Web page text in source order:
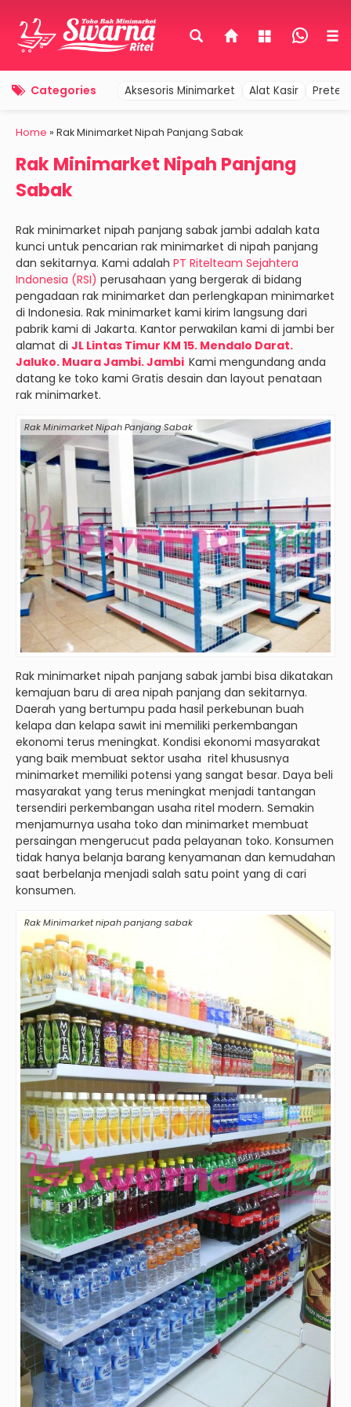
Categories Aksesoris Minimarket Alat Kasir
Home » Rak Minimarket Nipah Panjang Sabak
Rak Minimarket Nipah Panjang
Sabak
Rak minimarket nipah panjang sabak jambi adalah kata
kunci untuk pencarian rak minimarket di nipah panjang
dan sekitarnya. Kami adalah PT Ritelteam Sejahtera
Indonesia (RSI) perusahaan yang bergerak di bidang
pengadaan rak minimarket dan perlengkapan minimarket
di Indonesia. Rak minimarket kami kirim langsung dari
pabrik kami di Jakarta. Kantor perwakilan kami di jambi ber
alamat di JL Lintas Timur KM 15. Mendalo Darat.
Jaluko. Muara Jambi. Jambi Kami mengundang anda
datang ke toko kami Gratis desain dan layout penataan
rak minimarket.
Rak Minimarket Nipah Panjang Sabak
Rak minimarket nipah panjang sabak jambi bisa dikatakan
kemajuan baru di area nipah panjang dan sekitarnya.
Daerah yang bertumpu pada hasil perkebunan buah
kelapa dan kelapa sawit ini memiliki perkembangan
ekonomi terus meningkat. Kondisi ekonomi masyarakat
yang baik membuat sektor usaha ritel khususnya
minimarket memiliki potensi yang sangat besar. Daya beli
masyarakat yang terus meningkat menjadi tantangan
tersendiri perkembangan usaha ritel modern. Semakin
menjamurnya usaha toko dan minimarket membuat
persaingan mengerucut pada pelayanan toko. Konsumen
tidak hanya belanja barang kenyamanan dan kemudahan
saat berbelanja menjadi salah satu point yang di cari
konsumen.
Rak Minimarket nipah panjang sabak